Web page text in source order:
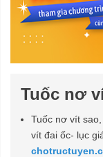
Tuốc nơ
Tuốc nơ vít
vít đai ốc- lục